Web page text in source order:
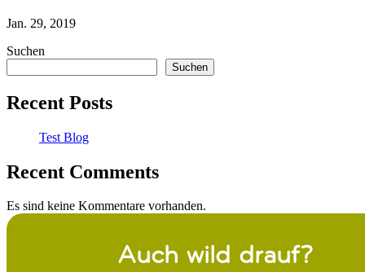
Jan. 29, 2019
Suchen
Suchen
Recent Posts
Test Blog
Recent Comments
Es sind keine Kommentare vorhanden.
Auch wild drauf?